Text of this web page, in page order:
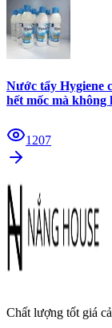
Nước tẩy Hygiene
hết mốc mà không
1207
Chất lượng tốt giá